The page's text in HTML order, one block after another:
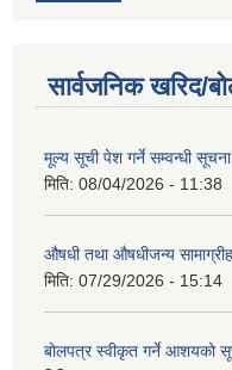
सार्वजनिक खरिद/
मूल्य सूची पेश गर्ने सम्वन्धी
मिति: 08/04/2026 - 11:38
औषधी तथा औषधीजन्य
मिति: 07/29/2026 - 15:14
बोलपत्र स्वीकृत गर्ने आशयको